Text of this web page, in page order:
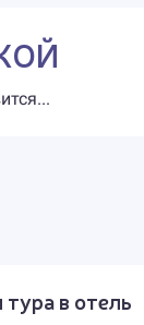
в отель